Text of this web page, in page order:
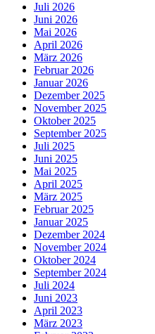
Juli 2026
Juni 2026
Mai 2026
April 2026
März 2026
Februar 2026
Januar 2026
Dezember 2025
November 2025
Oktober 2025
September 2025
Juli 2025
Juni 2025
Mai 2025
April 2025
März 2025
Februar 2025
Januar 2025
Dezember 2024
November 2024
Oktober 2024
September 2024
Juli 2024
Juni 2023
April 2023
März 2023